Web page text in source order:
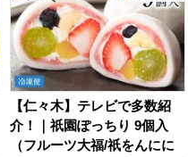
【仁々木】テレビで多数紹
介！｜祇園ぽっちり 9個入
（フルーツ大福/祇をんにに